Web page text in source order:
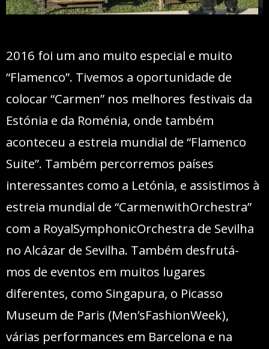
2016 foi um ano muito especial e muito
“Flamenco”. Tivemos a oportunidade de
colocar “Carmen” nos melhores festivais da
Estónia e da Roménia, onde também
aconteceu a estreia mundial de “Flamenco
Suite”. Também percorremos países
interessantes como a Letónia, e assistimos à
estreia mundial de “CarmenwithOrchestra”
com a RoyalSymphonicOrchestra de Sevilha
no Alcázar de Sevilha. Também desfrutá-
mos de eventos em muitos lugares
diferentes, como Singapura, o Picasso
Museum de Paris (Men’sFashionWeek),
várias performances em Barcelona e na